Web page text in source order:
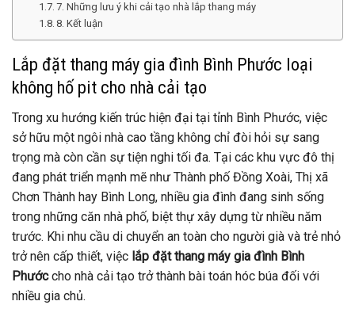
7. Những lưu ý khi cải tạo nhà lắp thang máy
8. Kết luận
Lắp đặt thang máy gia đình Bình Phước loại
không hố pit cho nhà cải tạo
Trong xu hướng kiến trúc hiện đại tại tỉnh Bình Phước, việc
sở hữu một ngôi nhà cao tầng không chỉ đòi hỏi sự sang
trọng mà còn cần sự tiện nghi tối đa. Tại các khu vực đô thị
đang phát triển mạnh mẽ như Thành phố Đồng Xoài, Thị xã
Chơn Thành hay Bình Long, nhiều gia đình đang sinh sống
trong những căn nhà phố, biệt thự xây dựng từ nhiều năm
trước. Khi nhu cầu di chuyển an toàn cho người già và trẻ nhỏ
trở nên cấp thiết, việc lắp đặt thang máy gia đình Bình
Phướccho nhà cải tạo trở thành bài toán hóc búa đối với
nhiều gia chủ.